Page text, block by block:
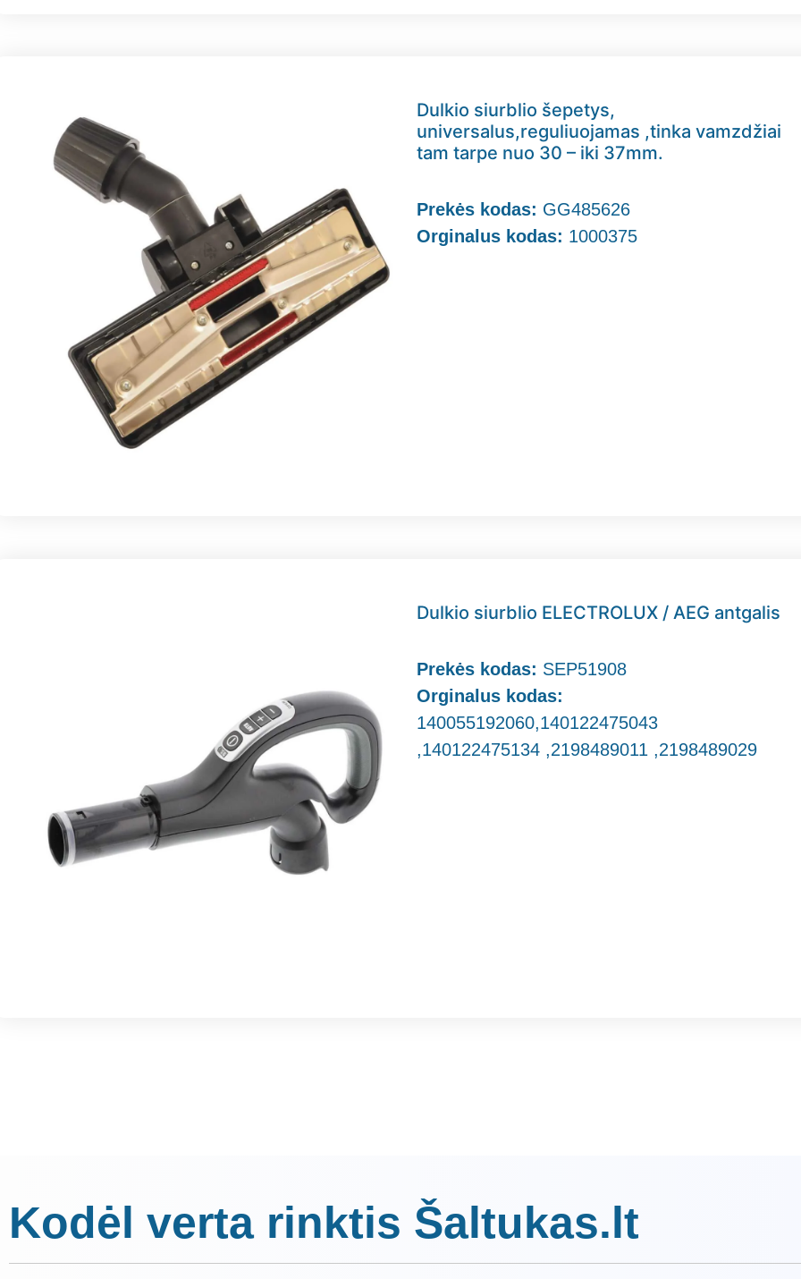
Dulkio siurblio šepetys,
universalus,reguliuojamas ,tinka vamzdžiai
tam tarpe nuo 30 – iki 37mm.
Prekės kodas: GG485626
Orginalus kodas: 1000375
Dulkio siurblio ELECTROLUX / AEG antgalis
Prekės kodas: SEP51908
Orginalus kodas:
140055192060,140122475043
,140122475134 ,2198489011 ,2198489029
Kodėl verta rinktis Šaltukas.lt